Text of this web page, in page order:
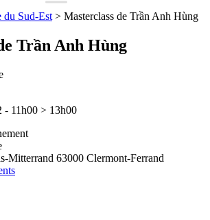
du Sud-Est > Masterclass de Trần Anh Hùng
Trần Anh Hùng
- 11h00 > 13h00
Mitterrand 63000 Clermont-Ferrand